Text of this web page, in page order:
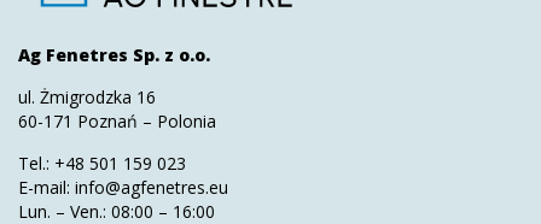
Ag Fenetres Sp. z o.o.
ul. Żmigrodzka 16
60-171 Poznań – Polonia
Tel.: +48 501 159 023
E-mail: info@agfenetres.eu
Lun. – Ven.: 08:00 – 16:00